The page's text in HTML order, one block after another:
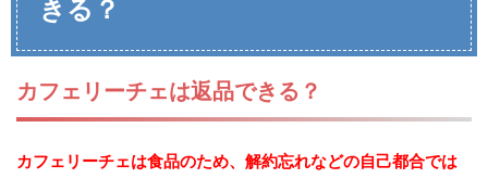
きる？
カフェリーチェは返品できる？
カフェリーチェは食品のため、解約忘れなどの自己都合では